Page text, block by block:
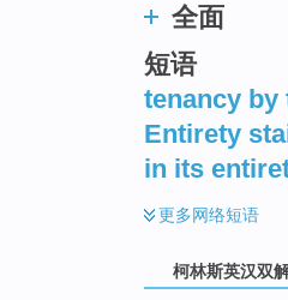
全面
短语
tenancy by
Entirety
in its
更多网络短语
柯林斯英汉双